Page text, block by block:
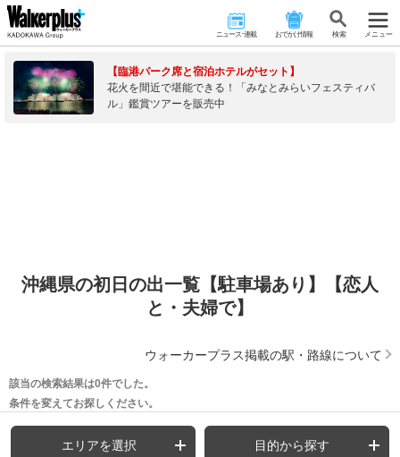
ニュース･連載 おでかけ情報 検 索 メニュー
【臨港パーク席と宿泊ホテルがセット】
花火を間近で堪能できる！「みなとみらいフェスティバ
ル」鑑賞ツアーを販売中
沖縄県の初日の出一覧【駐車場あり】【恋人
と・夫婦で】
ウォーカープラス掲載の駅・路線について
該当の検索結果は0件でした。
条件を変えてお探しください。
エリアを選択 目的から探す